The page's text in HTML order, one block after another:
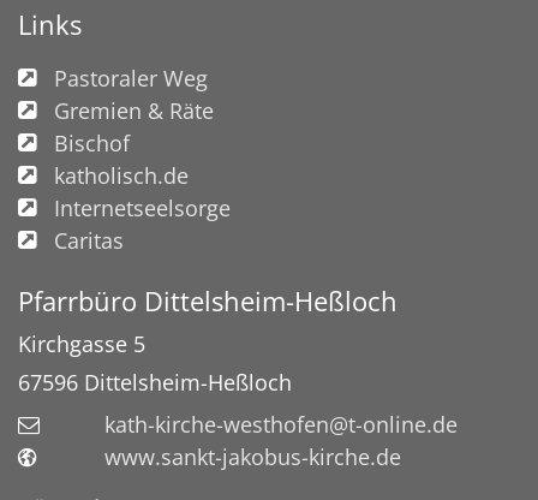
Links
Pastoraler Weg
Gremien & Räte
Bischof
katholisch.de
Internetseelsorge
Caritas
Pfarrbüro Dittelsheim-Heßloch
Kirchgasse 5
67596 Dittelsheim-Heßloch
kath-kirche-westhofen@t-online.de
www.sankt-jakobus-kirche.de